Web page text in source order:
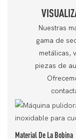
Nuestras
gama de
metálicas,
piezas de
Material De La Bobina